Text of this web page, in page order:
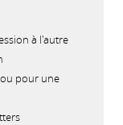
à l'autre
ou pour une